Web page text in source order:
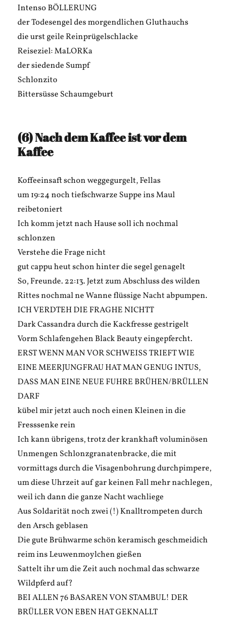
Intenso BÖLLERUNG
der Todesengel des morgendlichen Gluthauchs
die urst geile Reinprügelschlacke
Reiseziel: MaLORKa
der siedende Sumpf
Schlonzito
Bittersüsse Schaumgeburt
(6) Nach dem Kaffee ist vor dem
Kaffee
Koffeeinsaft schon weggegurgelt, Fellas
um 19:24 noch tiefschwarze Suppe ins Maul
reibetoniert
Ich komm jetzt nach Hause soll ich nochmal
schlonzen
Verstehe die Frage nicht
gut cappu heut schon hinter die segel genagelt
So, Freunde. 22:13. Jetzt zum Abschluss des wilden
Rittes nochmal ne Wanne flüssige Nacht abpumpen.
ICH VERDTEH DIE FRAGHE NICHTT
Dark Cassandra durch die Kackfresse gestrigelt
Vorm Schlafengehen Black Beauty eingepfercht.
ERST WENN MAN VOR SCHWEISS TRIEFT WIE
EINE MEERJUNGFRAU HAT MAN GENUG INTUS,
DASS MAN EINE NEUE FUHRE BRÜHEN/BRÜLLEN
DARF
kübel mir jetzt auch noch einen Kleinen in die
Fresssenke rein
Ich kann übrigens, trotz der krankhaft voluminösen
Unmengen Schlonzgranatenbracke, die mit
vormittags durch die Visagenbohrung durchpimpere,
um diese Uhrzeit auf gar keinen Fall mehr nachlegen,
weil ich dann die ganze Nacht wachliege
Aus Soldarität noch zwei (!) Knalltrompeten durch
den Arsch geblasen
Die gute Brühwarme schön keramisch geschmeidich
reim ins Leuwenmoylchen gießen
Sattelt ihr um die Zeit auch nochmal das schwarze
Wildpferd auf?
BEI ALLEN 76 BASAREN VON STAMBUL! DER
BRÜLLER VON EBEN HAT GEKNALLT